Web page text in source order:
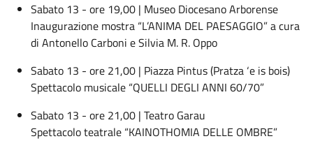
Sabato 13 - ore 19,00 | Museo Diocesano Arborense
Inaugurazione mostra “L’ANIMA DEL PAESAGGIO” a cura
di Antonello Carboni e Silvia M. R. Oppo
Sabato 13 - ore 21,00 | Piazza Pintus (Pratza ‘e is bois)
Spettacolo musicale “QUELLI DEGLI ANNI 60/70”
Sabato 13 - ore 21,00 | Teatro Garau
Spettacolo teatrale “KAINOTHOMIA DELLE OMBRE”